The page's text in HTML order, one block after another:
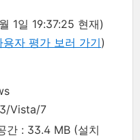
1일 19:37:25 현재)
용자 평가 보러 가기)
Vista/7
간 : 33.4 MB (설치